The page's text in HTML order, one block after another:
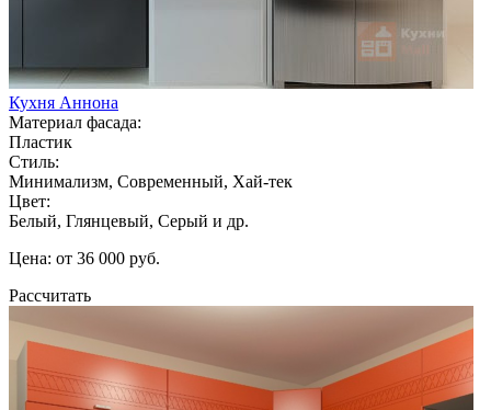
Кухня Аннона
Материал фасада:
Пластик
Стиль:
Минимализм, Современный, Хай-тек
Цвет:
Белый, Глянцевый, Серый и др.
Цена: от 36 000 руб.
Рассчитать